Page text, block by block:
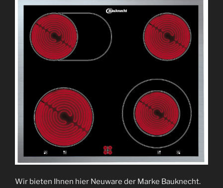
Wir bieten Ihnen hier Neuware der Marke Bauknecht.